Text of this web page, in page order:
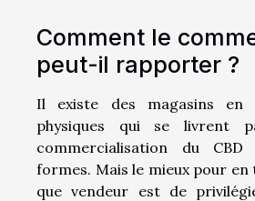
Comment le
peut-il rapporter ?
Il existe des magasins en
physiques qui se livrent
commercialisation du
formes. Mais le mieux pour
que vendeur est de